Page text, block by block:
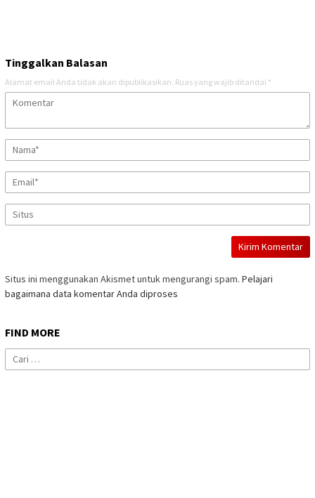
Tinggalkan Balasan
Alamat email Anda tidak akan dipublikasikan. Ruas yang wajib ditandai *
Situs ini menggunakan Akismet untuk mengurangi spam. Pelajari
bagaimana data komentar Anda diproses
FIND MORE
Cari
untuk: